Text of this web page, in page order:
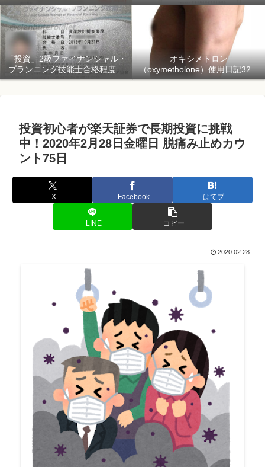
「投資」2級ファイナンシャル・
プランニング技能士合格程度で
ようやく初心者「資産形成」
オキシメトロン
（oxymetholone）使用日記32日
目「骨格筋量増量開始150日目」
投資初心者が楽天証券で長期投資に挑戦
中！2020年2月28日金曜日 脱痛み止めカウ
ント75日
X Facebook はてブ
LINE コピー
2020.02.28